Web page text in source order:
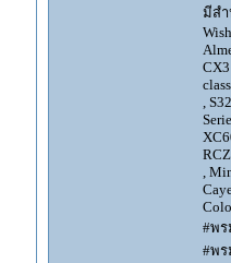
มีสำ
CX3
,
,
#พร
#พร